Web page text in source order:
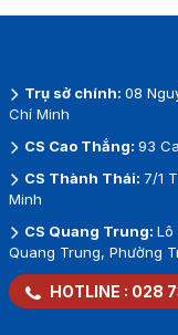
Trụ sở chính: 08
Chí Minh
CS Cao Thắng: 93
CS Thành Thái: 7/1
Minh
CS Quang Trung: Lô
Quang Trung, Phường
HOTLINE : 028